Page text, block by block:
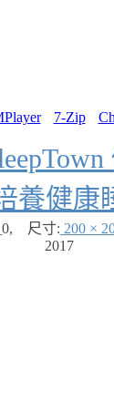
7-Zip
養健康
, 尺寸: 200 ×
2017